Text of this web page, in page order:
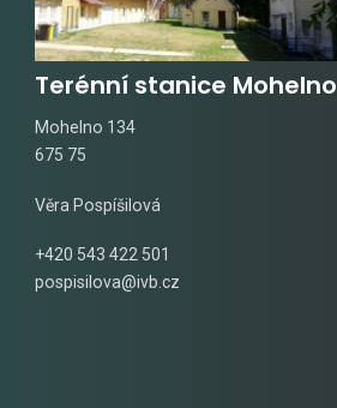
Terénní stanice Mohelno
Mohelno 134
675 75
Věra Pospíšilová
+420 543 422 501
pospisilova@ivb.cz